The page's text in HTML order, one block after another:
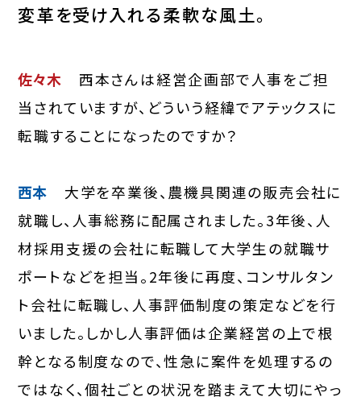
変革を受け入れる柔軟な風土。
佐々木
西本さんは経営企画部で人事をご担
当されていますが、どういう経緯でアテックスに
転職することになったのですか？
西本
大学を卒業後、農機具関連の販売会社に
就職し、人事総務に配属されました。3年後、人
材採用支援の会社に転職して大学生の就職サ
ポートなどを担当。2年後に再度、コンサルタン
ト会社に転職し、人事評価制度の策定などを行
いました。しかし人事評価は企業経営の上で根
幹となる制度なので、性急に案件を処理するの
ではなく、個社ごとの状況を踏まえて大切にやっ